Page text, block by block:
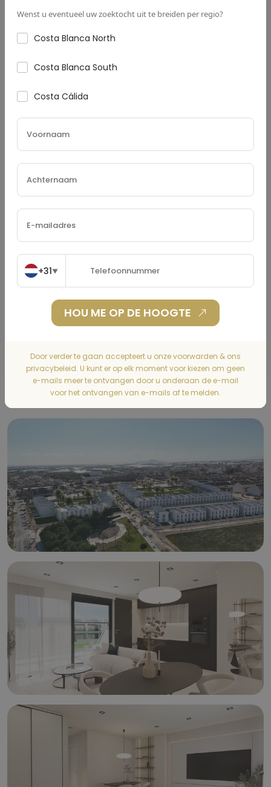
Wenst u eventueel uw zoektocht uit te breiden per regio?
Costa Blanca North
Costa Blanca South
Costa Cálida
+31▼
HOU ME OP DE HOOGTE
Door verder te gaan accepteert u onze voorwarden & ons
privacybeleid. U kunt er op elk moment voor kiezen om geen
e-mails meer te ontvangen door u onderaan de e-mail
voor het ontvangen van e-mails af te melden.
Rentevoet(%)
Onroerendgoedbelasting
BEREKENEN
Gallery